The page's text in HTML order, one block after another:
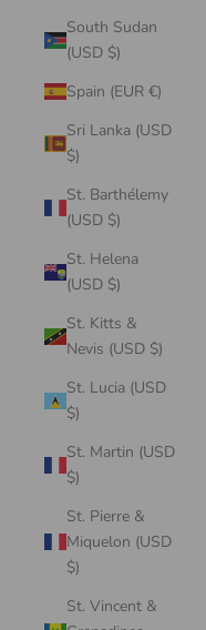
South Sudan
(USD $)
Spain (EUR €)
Sri Lanka (USD
$)
St. Barthélemy
(USD $)
St. Helena
(USD $)
St. Kitts &
Nevis (USD $)
St. Lucia (USD
$)
St. Martin (USD
$)
St. Pierre &
Miquelon (USD
$)
St. Vincent &